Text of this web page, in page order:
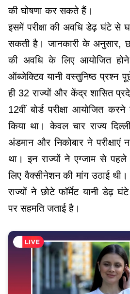
की घोषणा कर सकते हैं।
इसमें परीक्षा की अवधि डेढ़ घंटे से
सकती है। जानकारी के अनुसार,
की अवधि के लिए आयोजित होने
ऑब्जेक्टिव यानी वस्तुनिष्ठ प्रश्न
ही 32 राज्यों और केंद्र शासित
12वीं बोर्ड परीक्षा आयोजित
किया था। केवल चार राज्य
अंडमान और निकोबार ने
था। इन राज्यों ने एग्जाम से
लिए वैक्सीनेशन की मांग उठाई
राज्यों ने छोटे फॉर्मेट यानी डेढ़
पर सहमति जताई है।